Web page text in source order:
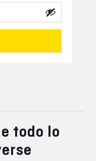
todo lo